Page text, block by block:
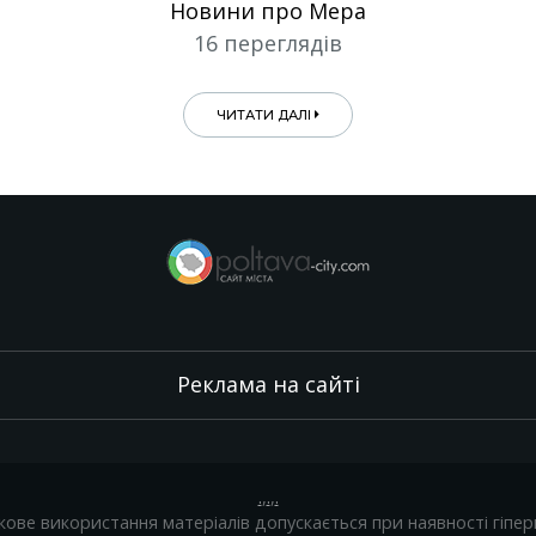
Новини про Мера
16 переглядів
ЧИТАТИ ДАЛІ
Реклама на сайті
.,.,.
використання матеріалів допускається при наявності